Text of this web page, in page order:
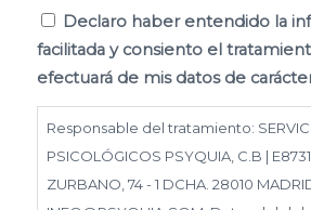
Consentimiento
*
Declaro haber entendido la
facilitada y consiento el
efectuará de mis datos de
Responsable del tratamiento:
PSICOLÓGICOS PSYQUIA, C.B |
ZURBANO, 74 - 1 DCHA. 28010